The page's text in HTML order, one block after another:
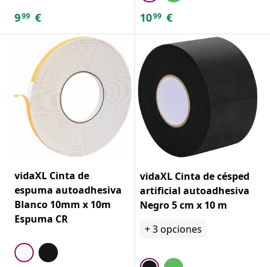
999 € 1099 €
vidaXL Cinta de
espuma autoadhesiva
Blanco 10mm x 10m
Espuma CR
vidaXL Cinta de césped
artificial autoadhesiva
Negro 5 cm x 10 m
+3opciones